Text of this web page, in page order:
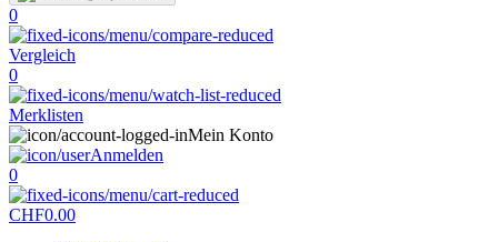
0
Vergleich
0
Merklisten
Mein Konto
Anmelden
0
CHF0.00